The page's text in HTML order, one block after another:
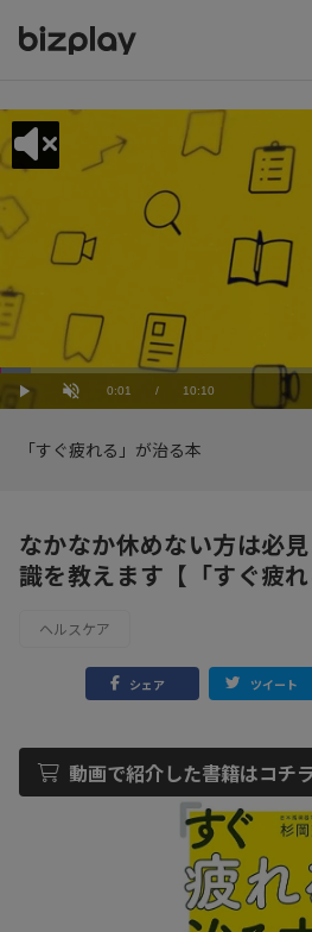
Play UnmuteCurrent
0:01 / Duration
10:10
Loaded:
5.91%
「すぐ疲れる」が治る本
なかなか休めない方は必
識を教えます【「すぐ疲れ
ヘルスケア
シェア ツイート
動画で紹介した書籍はコチラ